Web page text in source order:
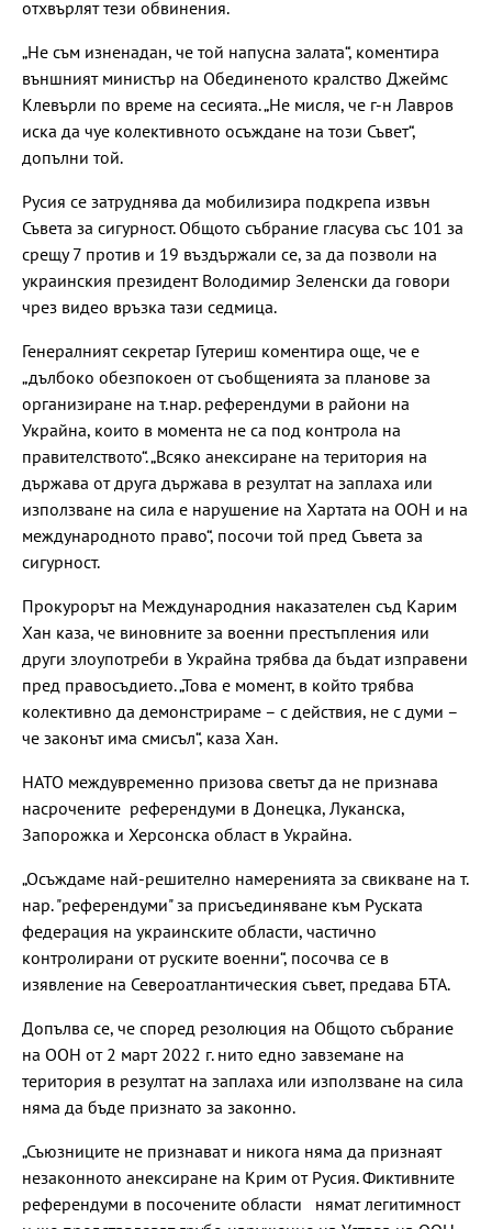
отхвърлят тези обвинения.
„Не съм изненадан, че той напусна залата“, коментира
външният министър на Обединеното кралство Джеймс
Клевърли по време на сесията. „Не мисля, че г-н Лавров
иска да чуе колективното осъждане на този Съвет“,
допълни той.
Русия се затруднява да мобилизира подкрепа извън
Съвета за сигурност. Общото събрание гласува със 101 за
срещу 7 против и 19 въздържали се, за да позволи на
украинския президент Володимир Зеленски да говори
чрез видео връзка тази седмица.
Генералният секретар Гутериш коментира още, че е
„дълбоко обезпокоен от съобщенията за планове за
организиране на т.нар. референдуми в райони на
Украйна, които в момента не са под контрола на
правителството“. „Всяко анексиране на територия на
държава от друга държава в резултат на заплаха или
използване на сила е нарушение на Хартата на ООН и на
международното право“, посочи той пред Съвета за
сигурност.
Прокурорът на Международния наказателен съд Карим
Хан каза, че виновните за военни престъпления или
други злоупотреби в Украйна трябва да бъдат изправени
пред правосъдието. „Това е момент, в който трябва
колективно да демонстрираме – с действия, не с думи –
че законът има смисъл“, каза Хан.
НАТО междувременно призова светът да не признава
насрочените референдуми в Донецка, Луканска,
Запорожка и Херсонска област в Украйна.
„Осъждаме най-решително намеренията за свикване на т.
нар. "референдуми" за присъединяване към Руската
федерация на украинските области, частично
контролирани от руските военни“, посочва се в
изявление на Североатлантическия съвет, предава БТА.
Допълва се, че според резолюция на Общото събрание
на ООН от 2 март 2022 г. нито едно завземане на
територия в резултат на заплаха или използване на сила
няма да бъде признато за законно.
„Съюзниците не признават и никога няма да признаят
незаконното анексиране на Крим от Русия. Фиктивните
референдуми в посочените области нямат легитимност